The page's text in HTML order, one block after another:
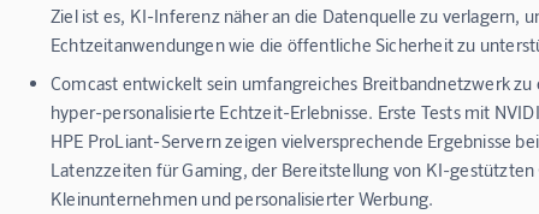
Ziel ist es, KI-Inferenz näher an die Datenquelle zu verlagern,
Echtzeitanwendungen wie die öffentliche Sicherheit zu
Comcast entwickelt sein umfangreiches Breitbandnetzwerk zu
hyper-personalisierte Echtzeit-Erlebnisse. Erste Tests mit
HPE ProLiant-Servern zeigen vielversprechende Ergebnisse
Latenzzeiten für Gaming, der Bereitstellung von KI-
Kleinunternehmen und personalisierter Werbung.